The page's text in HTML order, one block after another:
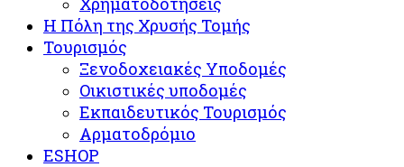
Η Πόλη της Χρυσής Τομής
Τουρισμός
Ξενοδοχειακές Υποδομές​
Oικιστικές υποδομές
Εκπαιδευτικός Τουρισμός
Αρματοδρόμιο
ESHOP